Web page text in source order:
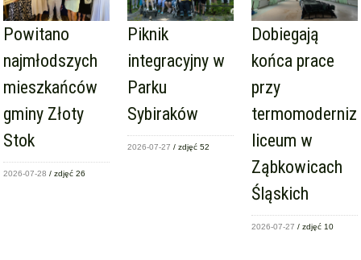
Powitano
najmłodszych
mieszkańców
gminy Złoty
Stok
2026-07-28 / zdjęć 26
Piknik
integracyjny w
Parku
Sybiraków
2026-07-27 / zdjęć 52
Dobiegają
końca prace
przy
liceum w
Ząbkowicach
Śląskich
2026-07-27 / zdjęć 10